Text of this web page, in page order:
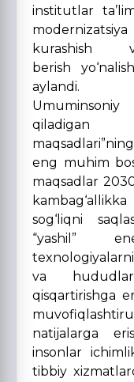
institutlar
kurashish
berish
aylandi.
qiladigan
eng muhim
maqsadlar
sog‘liqni
“yashil”
va hududlar
qisqartirishga
natijalarga
insonlar
tibbiy